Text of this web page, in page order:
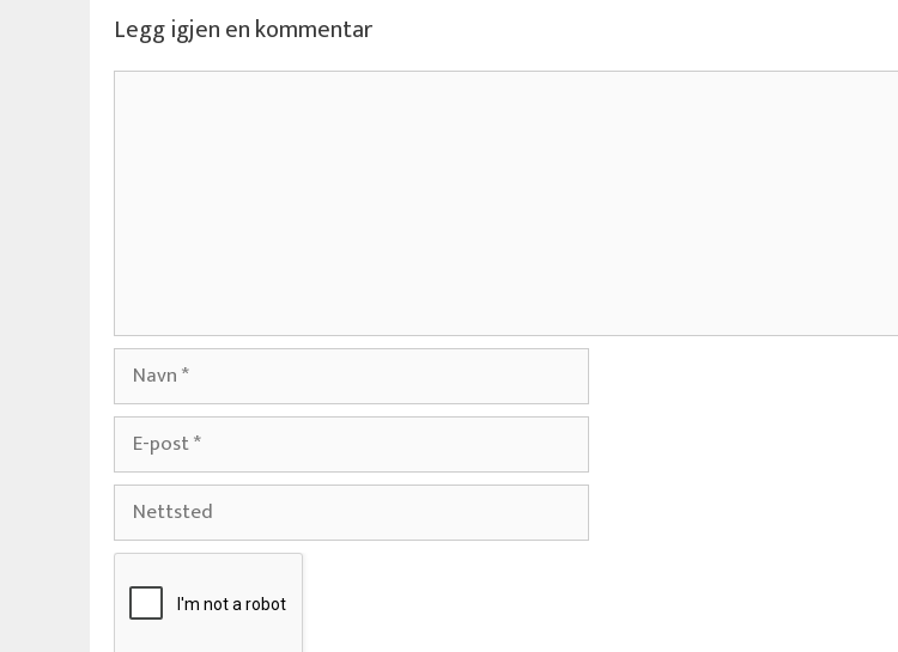
Legg igjen en kommentar
Kommentar
Navn
E-
post
Nettsted